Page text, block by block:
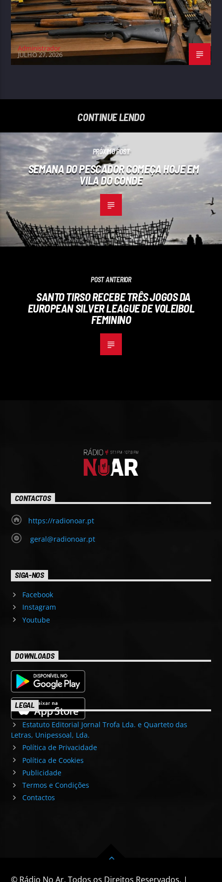
Administrador
JULHO 27, 2026
CONTINUE LENDO
PRÓXIMO POST
SEMANA DO PESCADOR COMEÇA HOJE EM
VILA DO CONDE
POST ANTERIOR
SANTO TIRSO RECEBE TRÊS JOGOS DA
EUROPEAN SILVER LEAGUE DE VOLEIBOL
FEMININO
CONTACTOS
https://radionoar.pt
geral@radionoar.pt
SIGA-NOS
Facebook
Instagram
Youtube
DOWNLOADS
LEGAL
Estatuto Editorial Jornal Trofa Lda. e Quarteto das
Letras, Unipessoal, Lda.
Política de Privacidade
Política de Cookies
Publicidade
Termos e Condições
Contactos
© Rádio No Ar. Todos os Direitos Reservados. |